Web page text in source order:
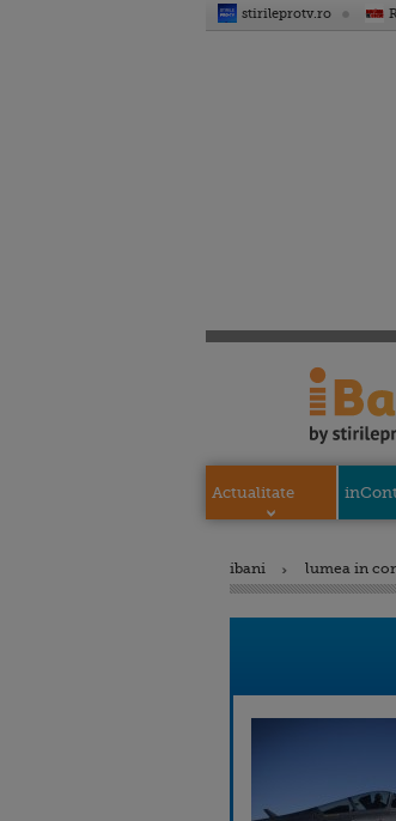
stirileprotv.ro
Actualitate
ibani lumea in